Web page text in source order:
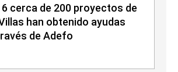
cerca de 200 proyectos de
han obtenido ayudas
de Adefo